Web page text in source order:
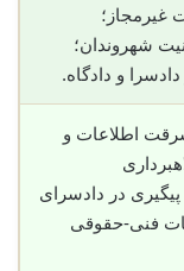
شهروندان؛
و دادگاه.
اطلاعات و
پیگیری در دادسرای
فنی-حقوقی